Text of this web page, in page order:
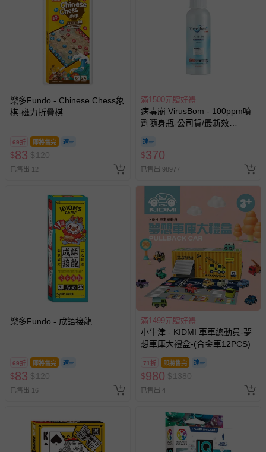
樂多Fundo - Chinese Chess象
棋-磁力折疊棋
69折 即將售完
$83 $120
已售出 12
滿1500元贈好禮
病毒崩 VirusBom - 100ppm噴
劑隨身瓶-公司貨/最新效
$370
已售出 98977
樂多Fundo - 成語接龍
69折 即將售完
$83 $120
已售出 16
滿1499元贈好禮
小牛津 - KIDMI 車車總動員-夢
想車庫大禮盒-(合金車12PCS)
71折 即將售完
$980 $1380
已售出 4